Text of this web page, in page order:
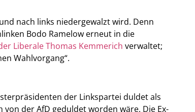
nach links niedergewalzt wird. Denn
Bodo Ramelow erneut in die
Liberale Thomas Kemmerich verwaltet;
Wahlvorgang“.
der Linkspartei duldet als
der AfD geduldet worden wäre. Die Ex-